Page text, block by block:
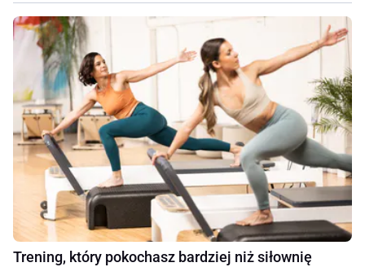
Trening, który pokochasz bardziej niż siłownię